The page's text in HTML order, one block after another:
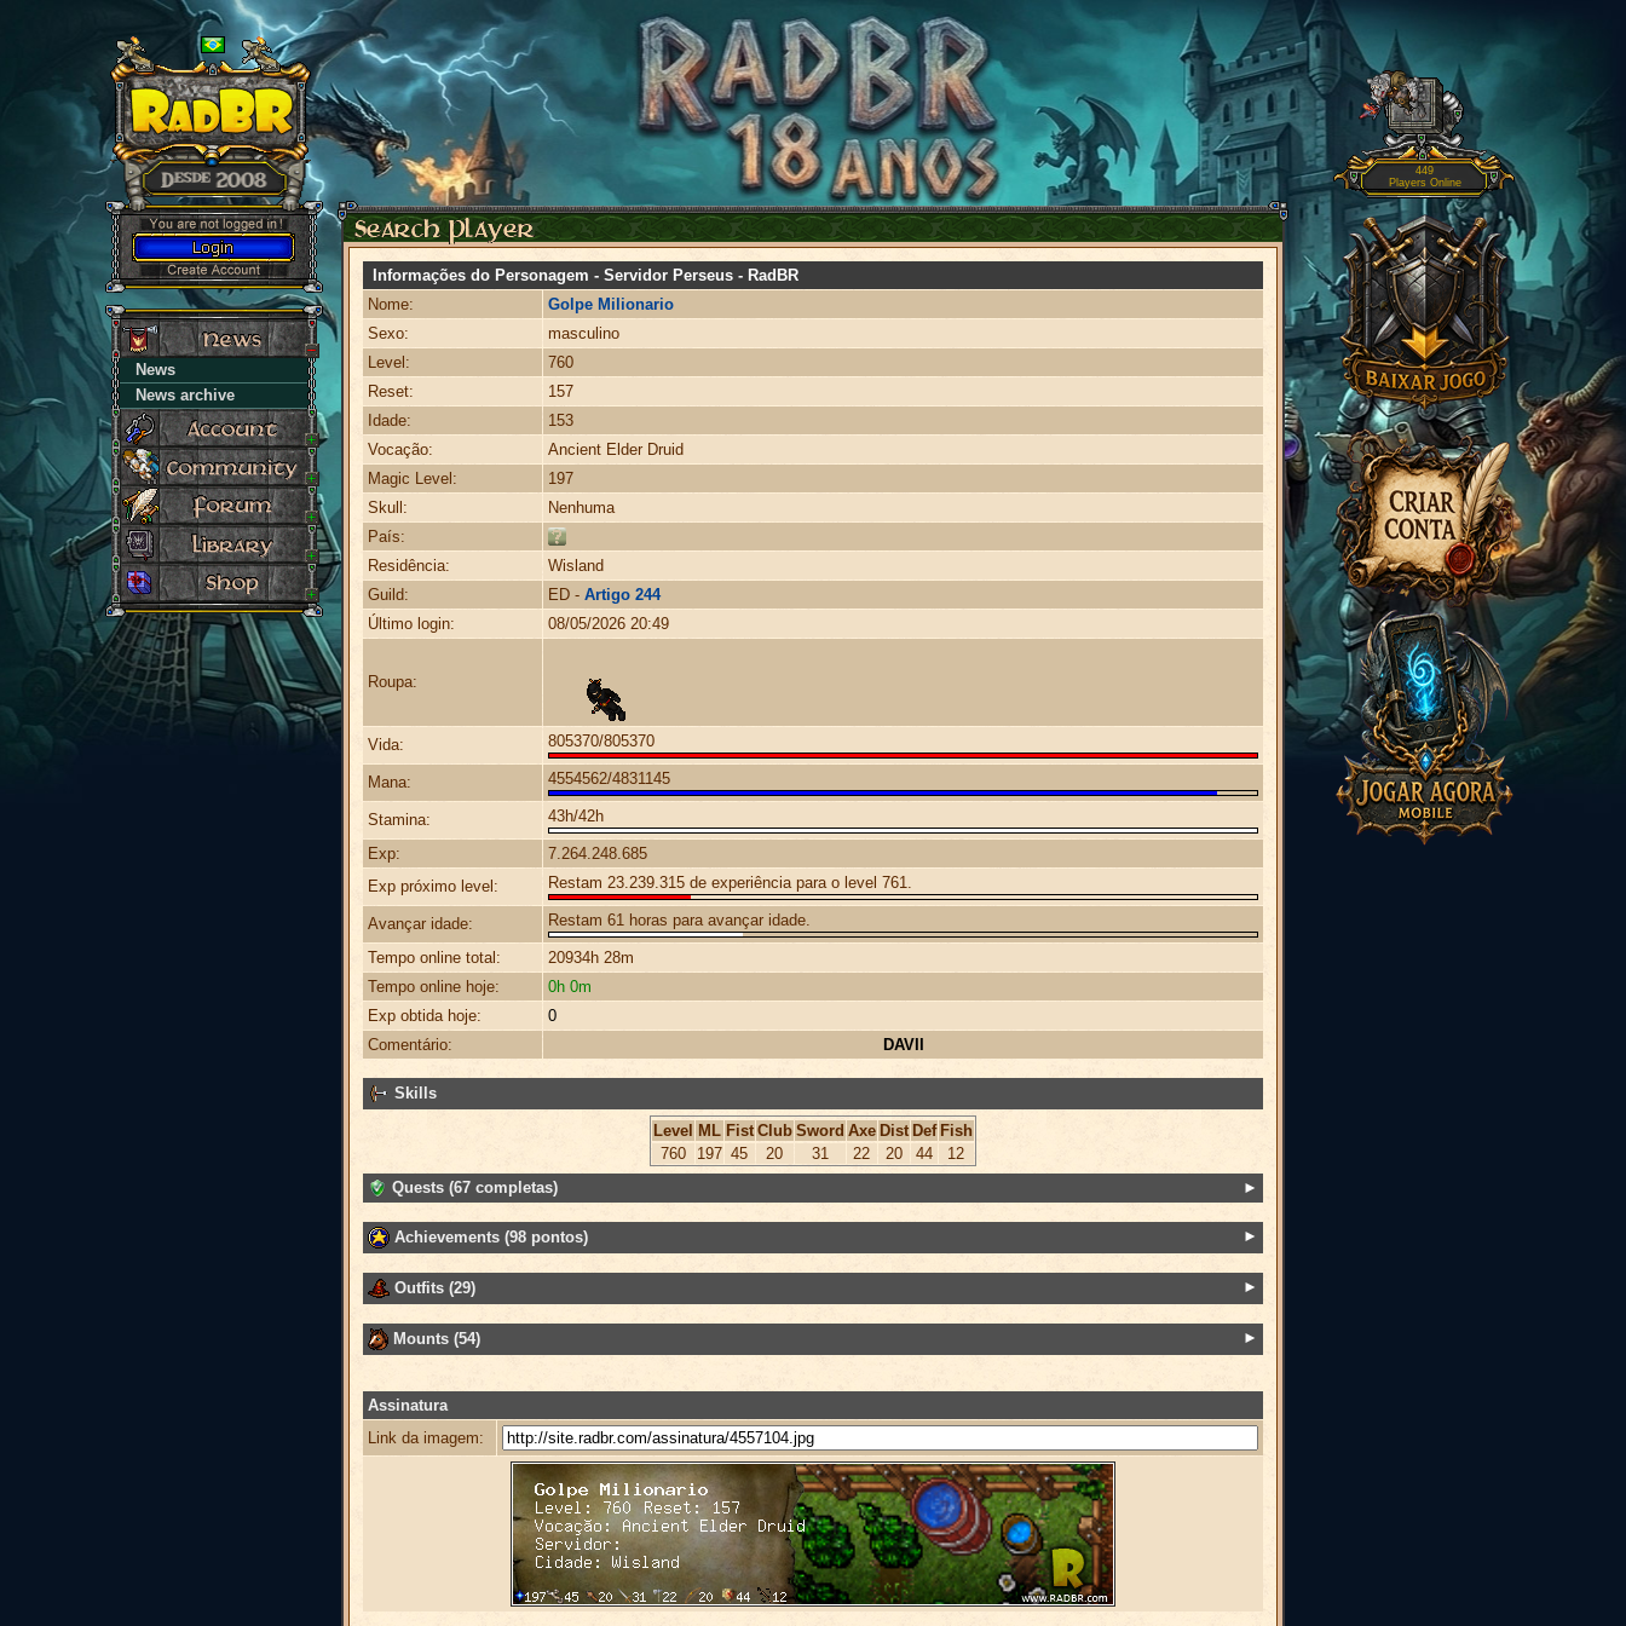
News
News archive
Informações do Personagem - Servidor Perseus - RadBR
Nome:
Golpe Milionario
Sexo:
masculino
Level:
760
Reset:
157
Idade:
153
Vocação:
Ancient Elder Druid
Magic Level:
197
Skull:
Nenhuma
País:
Residência:
Wisland
Guild:
ED - Artigo 244
Último login:
08/05/2026 20:49
Roupa:
Vida: 805370/805370
Mana: 4554562/4831145
Stamina: 43h/42h
Exp:
7.264.248.685
Exp próximo level:
Restam 23.239.315 de experiência para o level 761.
Avançar idade: Restam 61 horas para avançar idade.
Tempo online total:
20934h 28m
Tempo online hoje:
0h 0m
Exp obtida hoje:
0
Comentário:
DAVII
Skills
Level ML Fist Club Sword Axe Dist Def Fish
760
197 45 20 31 22 20 44
12
►
Quests (67 completas)
►
Achievements (98 pontos)
►
Outfits (29)
►
Mounts (54)
Assinatura
Link da imagem:
449
Players Online